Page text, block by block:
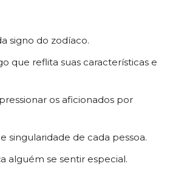
signo do zodíaco.
que reflita suas características e
os aficionados por
singularidade de cada pessoa.
alguém se sentir especial.